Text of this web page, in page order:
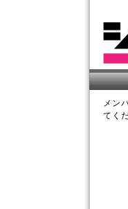
メン
てく